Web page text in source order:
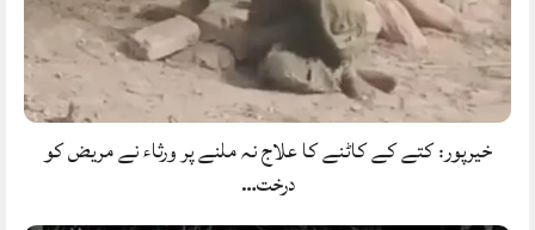
خیرپور: کتے کے کاٹنے کا علاج نہ ملنے پر ورثاء نے مریض کو
درخت…